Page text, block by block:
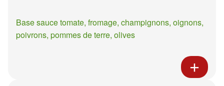
Base sauce tomate, fromage, champignons, oignons,
poivrons, pommes de terre, olives